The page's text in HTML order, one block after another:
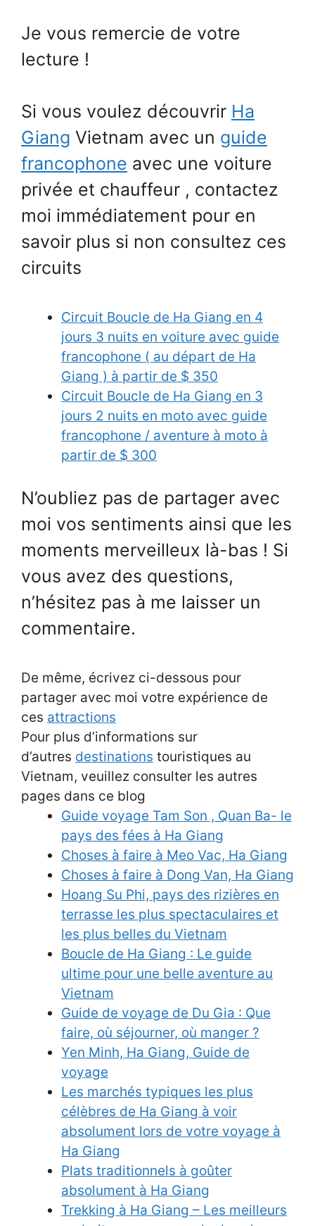
Je vous remercie de votre
lecture !
Si vous voulez découvrir Ha
Giang Vietnam avec un guide
francophone avec une voiture
privée et chauffeur , contactez
moi immédiatement pour en
savoir plus si non consultez ces
circuits
Circuit Boucle de Ha Giang en 4
jours 3 nuits en voiture avec guide
francophone ( au départ de Ha
Giang ) à partir de $ 350
Circuit Boucle de Ha Giang en 3
jours 2 nuits en moto avec guide
francophone / aventure à moto à
partir de $ 300
N’oubliez pas de partager avec
moi vos sentiments ainsi que les
moments merveilleux là-bas ! Si
vous avez des questions,
n’hésitez pas à me laisser un
commentaire.
De même, écrivez ci-dessous pour
partager avec moi votre expérience de
ces attractions
Pour plus d’informations sur
d’autres destinations touristiques au
Vietnam, veuillez consulter les autres
pages dans ce blog
Guide voyage Tam Son , Quan Ba- le
pays des fées à Ha Giang
Choses à faire à Meo Vac, Ha Giang
Choses à faire à Dong Van, Ha Giang
Hoang Su Phi, pays des rizières en
terrasse les plus spectaculaires et
les plus belles du Vietnam
Boucle de Ha Giang : Le guide
ultime pour une belle aventure au
Vietnam
Guide de voyage de Du Gia : Que
faire, où séjourner, où manger ?
Yen Minh, Ha Giang, Guide de
voyage
Les marchés typiques les plus
célèbres de Ha Giang à voir
absolument lors de votre voyage à
Ha Giang
Plats traditionnels à goûter
absolument à Ha Giang
Trekking à Ha Giang – Les meilleurs